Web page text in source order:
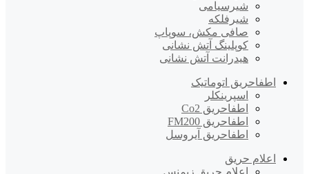
شیرسیامی
شیرفلکه
صافی مکش، سوپاپ
کوپلینگ آتش نشانی
هیدرانت آتش نشانی
اطفاحریق اتوماتیک
اسپرینکلر
اطفاحریق Co2
اطفاحریق FM200
اطفاحریق آیروسل
اعلام حریق
اعلام حریق زیمنس